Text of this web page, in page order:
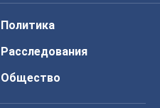
Политика
Расследования
Общество